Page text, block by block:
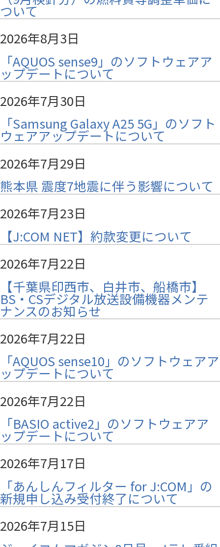
ついて
2026年8月3日
「AQUOS sense9」のソフトウェアア
ップデートについて
2026年7月30日
「Samsung Galaxy A25 5G」のソフト
ウェアアップデートについて
2026年7月29日
熊本県 震度7地震に伴う影響について
2026年7月23日
【J:COM NET】約款変更について
2026年7月22日
【千葉県印西市、白井市、船橋市】
BS・CSデジタル放送設備機器メンテ
ナンスのお知らせ
2026年7月22日
「AQUOS sense10」のソフトウェアア
ップデートについて
2026年7月22日
「BASIO active2」のソフトウェアア
ップデートについて
2026年7月17日
「あんしんフィルター for J:COM」の
新規申し込み受付終了について
2026年7月15日